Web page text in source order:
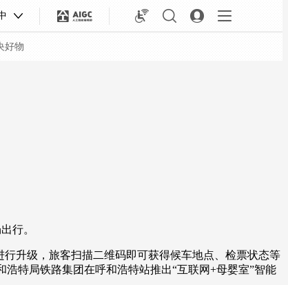
好物
亚冬会
行。
升级，旅客扫描二维码即可获得候车地点、检票状态等
特局铁路集团在呼和浩特站推出“互联网+母婴室”智能